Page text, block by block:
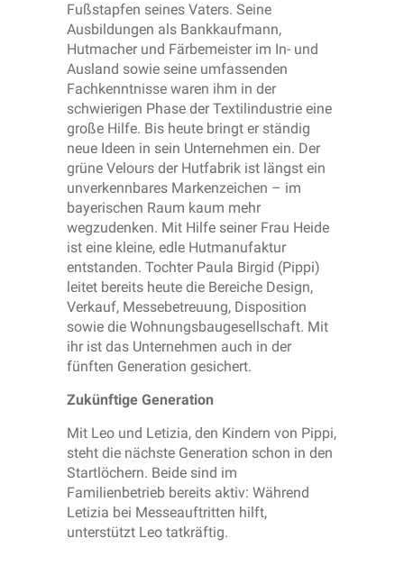
Fußstapfen seines Vaters. Seine
Ausbildungen als Bankkaufmann,
Hutmacher und Färbemeister im In- und
Ausland sowie seine umfassenden
Fachkenntnisse waren ihm in der
schwierigen Phase der Textilindustrie eine
große Hilfe. Bis heute bringt er ständig
neue Ideen in sein Unternehmen ein. Der
grüne Velours der Hutfabrik ist längst ein
unverkennbares Markenzeichen – im
bayerischen Raum kaum mehr
wegzudenken. Mit Hilfe seiner Frau Heide
ist eine kleine, edle Hutmanufaktur
entstanden. Tochter Paula Birgid (Pippi)
leitet bereits heute die Bereiche Design,
Verkauf, Messebetreuung, Disposition
sowie die Wohnungsbaugesellschaft. Mit
ihr ist das Unternehmen auch in der
fünften Generation gesichert.
Zukünftige Generation
Mit Leo und Letizia, den Kindern von Pippi,
steht die nächste Generation schon in den
Startlöchern. Beide sind im
Familienbetrieb bereits aktiv: Während
Letizia bei Messeauftritten hilft,
unterstützt Leo tatkräftig.